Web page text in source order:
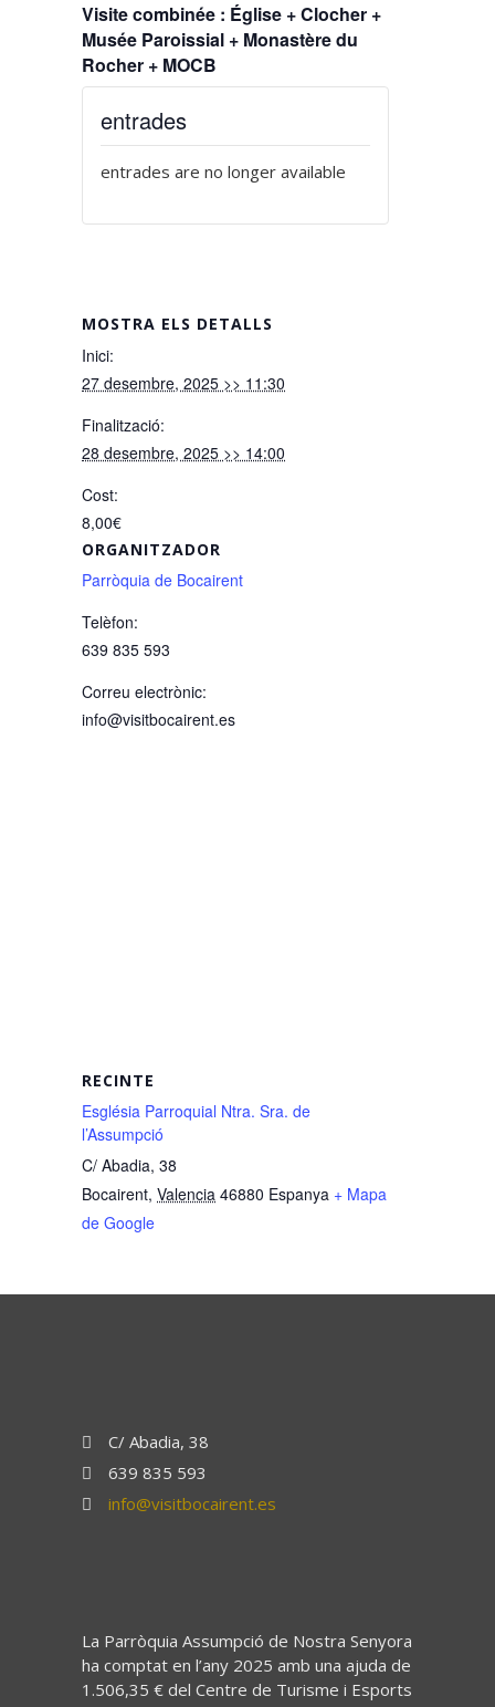
Visite combinée : Église + Clocher +
Musée Paroissial + Monastère du
Rocher + MOCB
MOSTRA ELS DETALLS
Inici:
27 desembre, 2025 >> 11:30
Finalització:
28 desembre, 2025 >> 14:00
Cost:
8,00€
ORGANITZADOR
Parròquia de Bocairent
Telèfon:
639 835 593
Correu electrònic:
info@visitbocairent.es
RECINTE
Església Parroquial Ntra. Sra. de
l’Assumpció
C/ Abadia, 38
Bocairent, Valencia 46880 Espanya + Mapa
de Google
entrades
entrades are no longer available
C/ Abadia, 38
639 835 593
info@visitbocairent.es
La Parròquia Assumpció de Nostra Senyora
ha comptat en l’any 2025 amb una ajuda de
1.506,35 € del Centre de Turisme i Esports